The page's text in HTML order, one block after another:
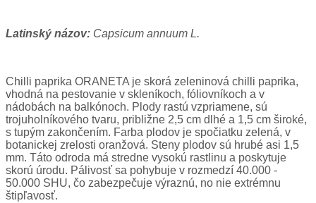
Latinský názov: Capsicum annuum L.
Chilli paprika ORANETA je skorá zeleninová chilli paprika,
vhodná na pestovanie v skleníkoch, fóliovníkoch a v
nádobách na balkónoch. Plody rastú vzpriamene, sú
trojuholníkového tvaru, približne 2,5 cm dlhé a 1,5 cm široké,
s tupým zakončením. Farba plodov je spočiatku zelená, v
botanickej zrelosti oranžová. Steny plodov sú hrubé asi 1,5
mm. Táto odroda má stredne vysokú rastlinu a poskytuje
skorú úrodu. Pálivosť sa pohybuje v rozmedzí 40.000 -
50.000 SHU, čo zabezpečuje výraznú, no nie extrémnu
štipľavosť.